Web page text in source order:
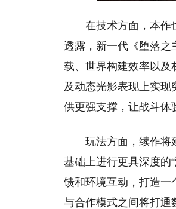
在技术方面，本作
透露，新一代《堕落之
载、世界构建效率以及
及动态光影表现上实
供更强支撑，让战斗体
玩法方面，续作将
基础上进行更具深度的
馈和环境互动，打造一
与合作模式之间将打通